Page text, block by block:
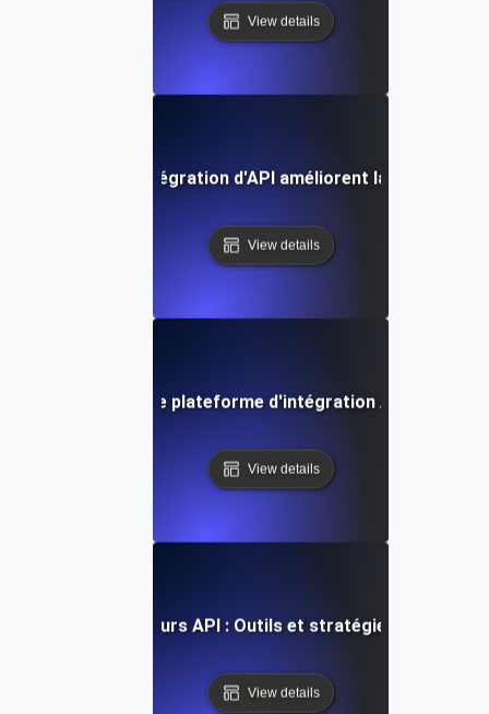
View details
plateformes d'intégration d'API améliorent la
View details
choisir la bonne plateforme d'intégration API pour
View details
Intégrer plusieurs API : Outils et stratégies pour
View details